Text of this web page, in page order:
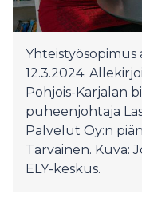
Yhteistyösopimus
12.3.2024.
Pohjois-Karjalan
puheenjohtaja
Palvelut Oy:n
Tarvainen. Kuva:
ELY-keskus.